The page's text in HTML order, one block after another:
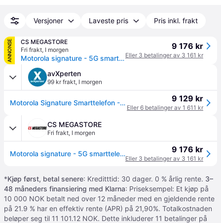
Versjoner Laveste pris Pris inkl. frakt
ANNONSE
CS MEGASTORE
Fri frakt, I morgen
Motorola signature - 5G smarttelefon - dobbelt-SIM - RAM 16 GB / Internminne 512 GB - OLED-display - 6.78 - 2780 x 1264 piksler (165 Hz) - 3x bakkamera 50 MP, 50 MP, 50 MP - front camera 50 MP - pantone karbon
9 176 kr
Eller 3 betalinger av 3 161 kr
avXperten
99 kr frakt, I morgen
Motorola Signature Smarttelefon - 6.78", 5G, Dual SIM, 16GB RAM, 512GB - Svart 9 129 kr
Eller 6 betalinger av 1 611 kr
CS MEGASTORE
Fri frakt, I morgen
Motorola signature - 5G smarttelefon - dobbelt-SIM - RAM 16 GB / Internminne 512 GB - OLED-display - 6.78 - 2780 x 1264 piksler (165 Hz) - 3x bakkamera 50 MP, 50 MP, 50 MP - front camera 50 MP - pantone karbon 9 176 kr
Eller 3 betalinger av 3 161 kr
*Kjøp først, betal senere: Kreditttid: 30 dager. 0 % årlig rente. 3–
48 måneders finansiering med Klarna: Priseksempel: Et kjøp på
10 000 NOK betalt ned over 12 måneder med en gjeldende rente
på 21.9 % har en effektiv rente (APR) på 21,90%. Totalkostnaden
beløper seg til 11 101.12 NOK. Dette inkluderer 11 betalinger på